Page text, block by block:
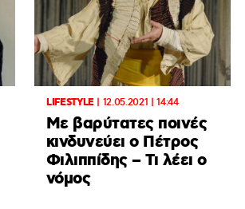
LIFESTYLE| 12.05.2021 | 14:44
Με βαρύτατες ποινές
κινδυνεύει ο Πέτρος
Φιλιππίδης – Τι λέει ο
νόμος